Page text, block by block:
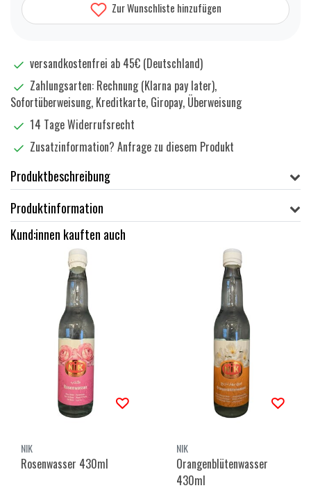
Zur Wunschliste hinzufügen
versandkostenfrei ab 45€ (Deutschland)
Zahlungsarten: Rechnung (Klarna pay later),
Sofortüberweisung, Kreditkarte, Giropay, Überweisung
14 Tage Widerrufsrecht
Zusatzinformation? Anfrage zu diesem Produkt
Produktbeschreibung
Produktinformation
Kund:innen kauften auch
NIK
Rosenwasser 430ml
NIK
Orangenblütenwasser
430ml